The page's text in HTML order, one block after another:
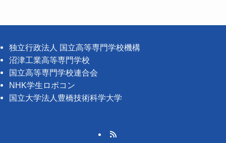
独立行政法人 国立高等専門学校機構
沼津工業高等専門学校
国立高等専門学校連合会
NHK学生ロボコン
国立大学法人豊橋技術科学大学